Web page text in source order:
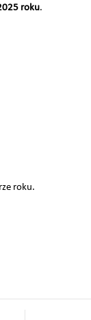
roku.
roku.